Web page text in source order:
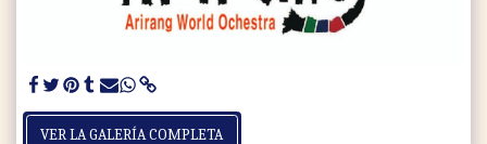
VER LA GALERÍA COMPLETA